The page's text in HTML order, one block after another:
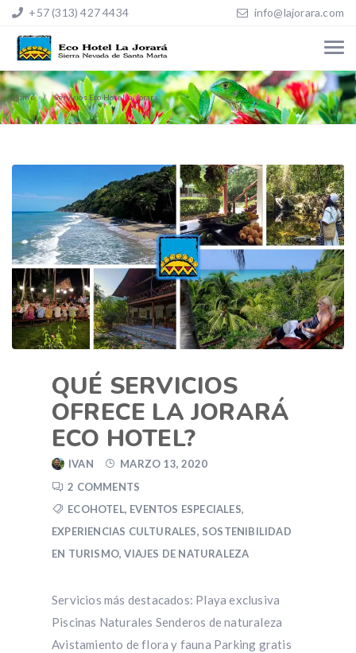
+57 (313) 427 4434 info@lajorara.com
Home Servicios Eco Hotel la Jorara
QUÉ SERVICIOS
OFRECE LA JORARÁ
ECO HOTEL?
IVAN
MARZO 13, 2020
2 COMMENTS
ECOHOTEL, EVENTOS ESPECIALES,
EXPERIENCIAS CULTURALES, SOSTENIBILIDAD
EN TURISMO,VIAJES DE NATURALEZA
Servicios más destacados: Playa exclusiva
Piscinas Naturales Senderos de naturaleza
Avistamiento de flora y fauna Parking gratis